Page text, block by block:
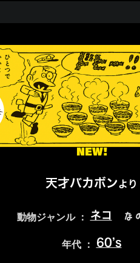
NEW!
天才バカボンより
動物ジャンル ： ネコ な
年代 ： 60’s